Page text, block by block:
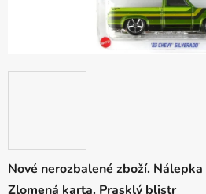
Nové nerozbalené zboží.
Zlomená karta. Prasklý blistr